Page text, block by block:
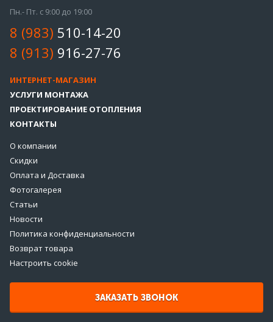
Пн.- Пт. с 9:00 до 19:00
8 (983) 510-14-20
8 (913) 916-27-76
ИНТЕРНЕТ-МАГАЗИН
УСЛУГИ МОНТАЖА
ПРОЕКТИРОВАНИЕ ОТОПЛЕНИЯ
КОНТАКТЫ
О компании
Скидки
Оплата и Доставка
Фотогалерея
Статьи
Новости
Политика конфиденциальности
Возврат товара
Настроить cookie
ЗАКАЗАТЬ ЗВОНОК